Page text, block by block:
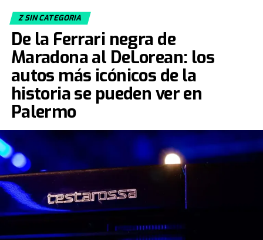
Z SIN CATEGORIA
De la Ferrari negra de
Maradona al DeLorean: los
autos más icónicos de la
historia se pueden ver en
Palermo